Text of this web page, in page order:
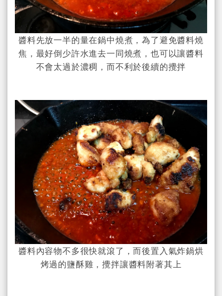
醬料先放一半的量在鍋中燒煮，為了避免醬料燒
焦，最好倒少許水進去一同燒煮，也可以讓醬料
不會太過於濃稠，而不利於後續的攪拌
醬料內容物不多很快就滾了，而後置入氣炸鍋烘
烤過的鹽酥雞，攪拌讓醬料附著其上